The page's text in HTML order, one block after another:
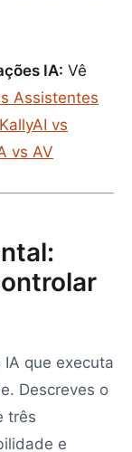
IA: Vê
Assistentes
KallyAI vs
vs AV
que executa
Descreves o
três
e